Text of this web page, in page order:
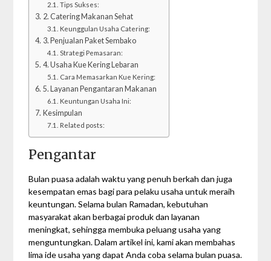
Tips Sukses:
2. Catering Makanan Sehat
Keunggulan Usaha Catering:
3. Penjualan Paket Sembako
Strategi Pemasaran:
4. Usaha Kue Kering Lebaran
Cara Memasarkan Kue Kering:
5. Layanan Pengantaran Makanan
Keuntungan Usaha Ini:
Kesimpulan
Related posts:
Pengantar
Bulan puasa adalah waktu yang penuh berkah dan juga
kesempatan emas bagi para pelaku usaha untuk meraih
keuntungan. Selama bulan Ramadan, kebutuhan
masyarakat akan berbagai produk dan layanan
meningkat, sehingga membuka peluang usaha yang
menguntungkan. Dalam artikel ini, kami akan membahas
lima ide usaha yang dapat Anda coba selama bulan puasa.